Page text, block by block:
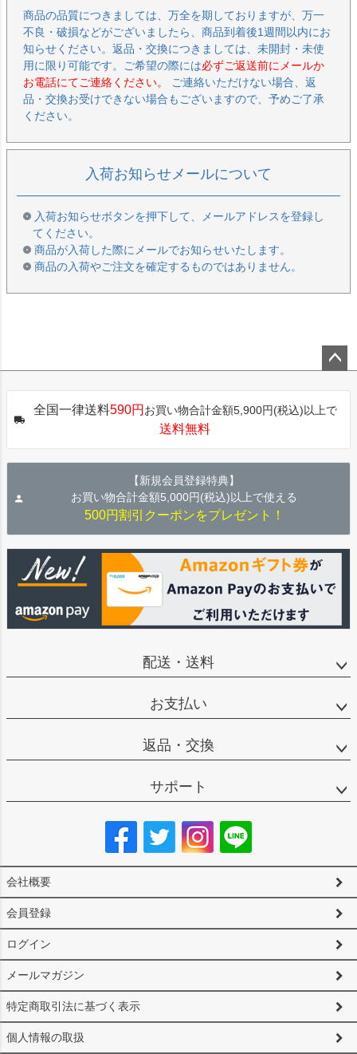
商品の品質につきましては、万全を期しておりますが、万一
不良・破損などがございましたら、商品到着後1週間以内にお
知らせください。返品・交換につきましては、未開封・未使
用に限り可能です。ご希望の際には必ずご返送前にメールか
お電話にてご連絡ください。
ご連絡いただけない場合、返
品・交換お受けできない場合もございますので、予めご了承
ください。
入荷お知らせメールについて
入荷お知らせボタンを押下して、メールアドレスを登録し
てください。
商品が入荷した際にメールでお知らせいたします。
商品の入荷やご注文を確定するものではありません。
ップ
全国一律送料590円 お買い物合計金額5,900円(税込)以上で
送料無料
【新規会員登録特典】
お買い物合計金額5,000円(税込)以上で使える
500円割引クーポンをプレゼント！
配送・送料
お支払い
返品・交換
サポート
会社概要
会員登録
ログイン
メールマガジン
特定商取引法に基づく表示
個人情報の取扱